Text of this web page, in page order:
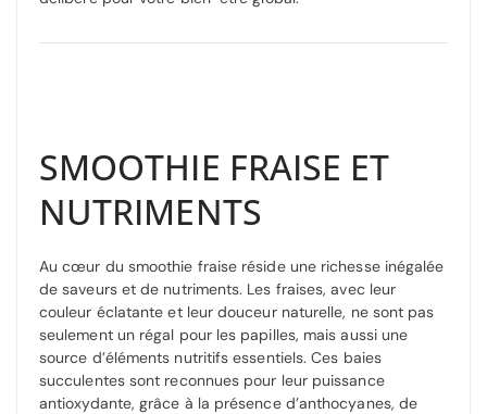
SMOOTHIE FRAISE ET
NUTRIMENTS
Au cœur du smoothie fraise réside une richesse inégalée
de saveurs et de nutriments. Les fraises, avec leur
couleur éclatante et leur douceur naturelle, ne sont pas
seulement un régal pour les papilles, mais aussi une
source d’éléments nutritifs essentiels. Ces baies
succulentes sont reconnues pour leur puissance
antioxydante, grâce à la présence d’anthocyanes, de